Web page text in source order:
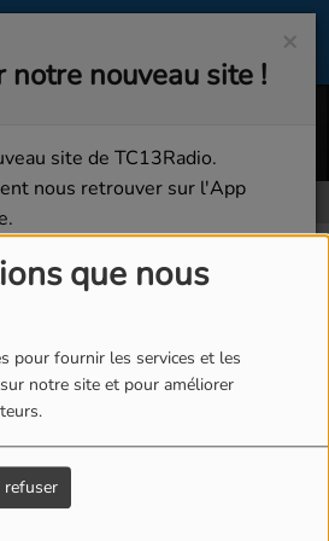
que nous
pour fournir les services et les
notre site et pour améliorer
refuser
×
notre nouveau site !
site de TC13Radio.
nous retrouver sur l'App
!